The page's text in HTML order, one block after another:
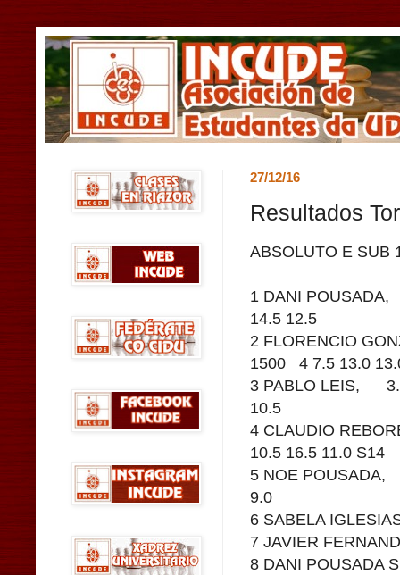
27/12/16
Resultados
ABSOLUTO E SUB
1 DANI
14.5 12.5
2 FLORENCIO
1500 4 7.5 13.0
3 PABLO LEIS,
10.5
4 CLAUDIO
10.5 16.5 11.0 S14
5 NOE
9.0
6 SABELA
7 JAVIER
8 DANI